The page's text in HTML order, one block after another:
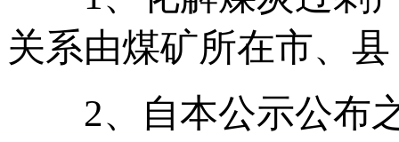
关系由煤矿所在市、
2、自本公示公布之